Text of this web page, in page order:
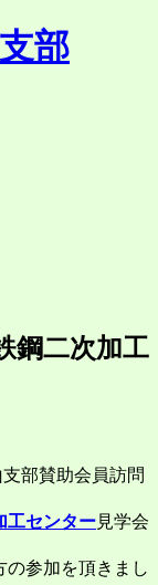
部
鋼二次加工
部賛助会員訪問
工センター見学会
の参加を頂きまし